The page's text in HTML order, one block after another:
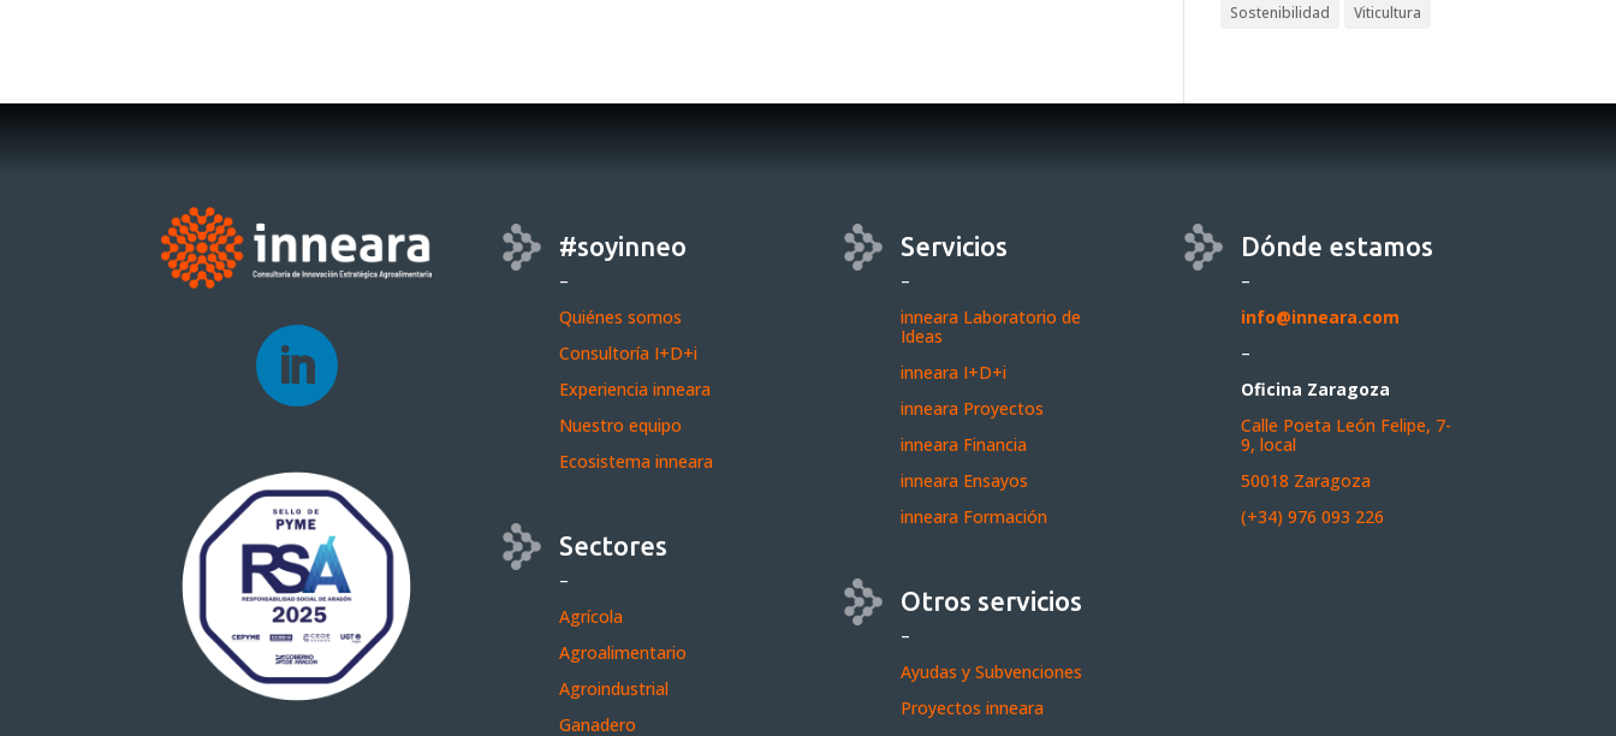
Sostenibilidad
Viticultura
#soyinneo
–
Quiénes somos
Consultoría I+D+i
Experiencia inneara
Nuestro equipo
Ecosistema inneara
Sectores
–
Agrícola
Agroalimentario
Agroindustrial
Ganadero
Servicios
–
inneara Laboratorio de
Ideas
inneara I+D+i
inneara Proyectos
inneara Financia
inneara Ensayos
inneara Formación
Otros servicios
–
Ayudas y Subvenciones
Proyectos inneara
Dónde estamos
–
info@inneara.com
–
Oficina Zaragoza
Calle Poeta León Felipe, 7-
9, local
50018 Zaragoza
(+34) 976 093 226